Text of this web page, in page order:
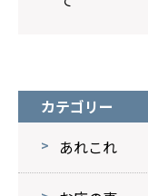
カテゴリー
あれこれ